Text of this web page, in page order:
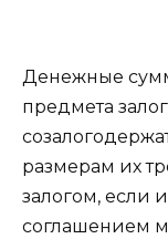
Денежные
предмета
размерам их
залогом, если
соглашением